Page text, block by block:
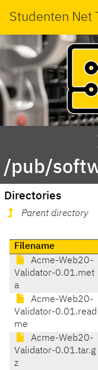
Studenten Net
/pub/
Directories
Parent directory
Filename
Acme-Web20-
Validator-0.01.met
a
Acme-Web20-
Validator-0.01.read
me
Acme-Web20-
Validator-0.01.tar.g
z